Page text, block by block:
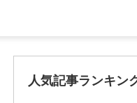
人気記事ランキン